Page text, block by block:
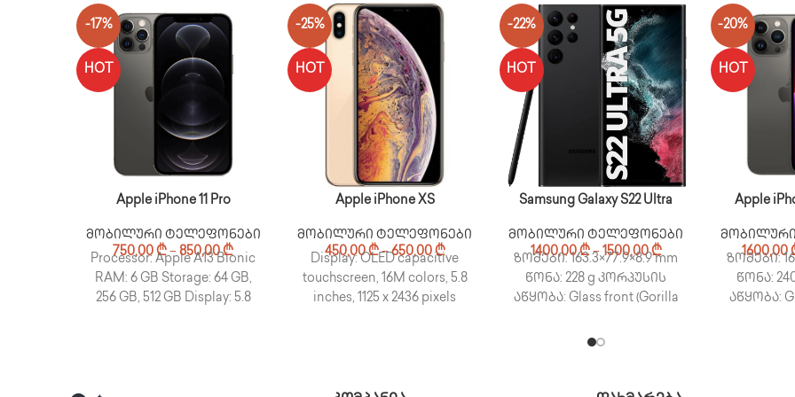
-17%
HOT
Apple iPhone 11 Pro
მობილური ტელეფონები
750,00₾ – 850,00₾
Processor: Apple A13 Bionic
RAM: 6 GB Storage: 64 GB,
256 GB, 512 GB Display: 5.8
-25%
HOT
Apple iPhone XS
მობილური ტელეფონები
450,00₾ – 650,00 ₾
Display: OLED capacitive
touchscreen, 16M colors, 5.8
inches, 1125 x 2436 pixels
-22%
HOT
Samsung Galaxy S22 Ultra
მობილური ტელეფონები
1400,00₾ – 1500,00₾
ზომები: 163.3×77.9×8.9 mm
წონა: 228 g კორპუსის
აწყობა: Glass front (Gorilla
(Gorilla Glass Victus+),
-20%
HOT
Apple
1600,00
ზომები:
წონა:
აწყობა: